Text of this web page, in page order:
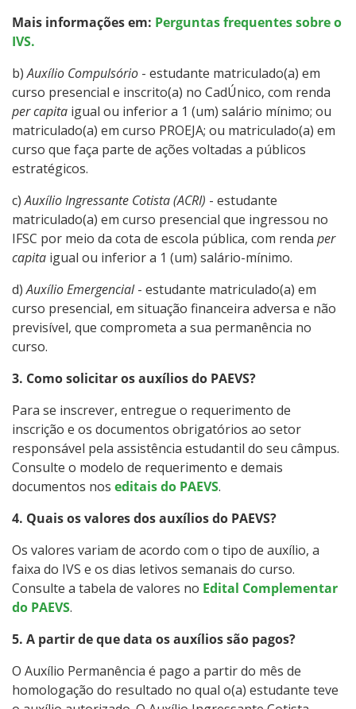
Mais informações em: Perguntas frequentes sobre o
IVS.
b)Auxílio Compulsório - estudante matriculado(a) em
curso presencial e inscrito(a) no CadÚnico, com renda
per capita igual ou inferior a 1 (um) salário mínimo; ou
matriculado(a) em curso PROEJA; ou matriculado(a) em
curso que faça parte de ações voltadas a públicos
estratégicos.
c)Auxílio Ingressante Cotista (ACRI) - estudante
matriculado(a) em curso presencial que ingressou no
IFSC por meio da cota de escola pública, com renda per
capita igual ou inferior a 1 (um) salário-mínimo.
d)Auxílio Emergencial- estudante matriculado(a) em
curso presencial, em situação financeira adversa e não
previsível, que comprometa a sua permanência no
curso.
3. Como solicitar os auxílios do PAEVS?
Para se inscrever, entregue o requerimento de
inscrição e os documentos obrigatórios ao setor
responsável pela assistência estudantil do seu câmpus.
Consulte o modelo de requerimento e demais
documentos nos editais do PAEVS.
4. Quais os valores dos auxílios do PAEVS?
Os valores variam de acordo com o tipo de auxílio, a
faixa do IVS e os dias letivos semanais do curso.
Consulte a tabela de valores no Edital Complementar
do PAEVS.
5. A partir de que data os auxílios são pagos?
O Auxílio Permanência é pago a partir do mês de
homologação do resultado no qual o(a) estudante teve